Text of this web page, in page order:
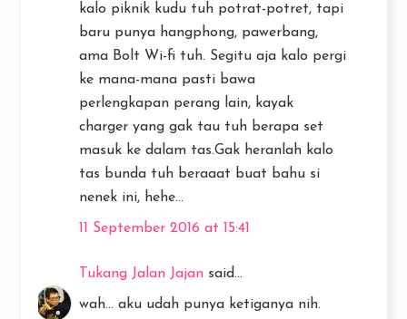
kalo piknik kudu tuh potrat-potret, tapi
baru punya hangphong, pawerbang,
ama Bolt Wi-fi tuh. Segitu aja kalo pergi
ke mana-mana pasti bawa
perlengkapan perang lain, kayak
charger yang gak tau tuh berapa set
masuk ke dalam tas.Gak heranlah kalo
tas bunda tuh beraaat buat bahu si
nenek ini, hehe...
11 September 2016 at 15:41
Tukang Jalan Jajan said...
wah... aku udah punya ketiganya nih.